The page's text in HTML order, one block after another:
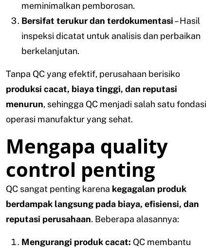
meminimalkan pemborosan.
Bersifat terukur dan terdokumentasi– Hasil
inspeksi dicatat untuk analisis dan perbaikan
berkelanjutan.
Tanpa QC yang efektif, perusahaan berisiko
produksi cacat, biaya tinggi, dan reputasi
menurun, sehingga QC menjadi salah satu fondasi
operasi manufaktur yang sehat.
Mengapa quality
control penting
QC sangat penting karena kegagalan produk
berdampak langsung pada biaya, efisiensi, dan
reputasi perusahaan. Beberapa alasannya:
Mengurangi produk cacat: QC membantu